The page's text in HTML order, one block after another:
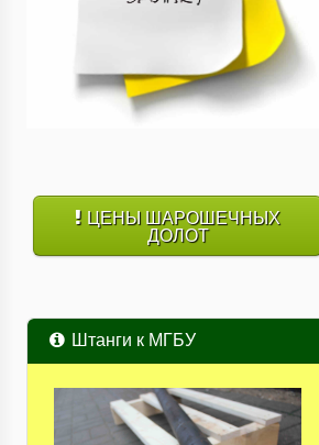
ЦЕНЫ ШАРОШЕЧНЫХ
ДОЛОТ
Штанги к МГБУ